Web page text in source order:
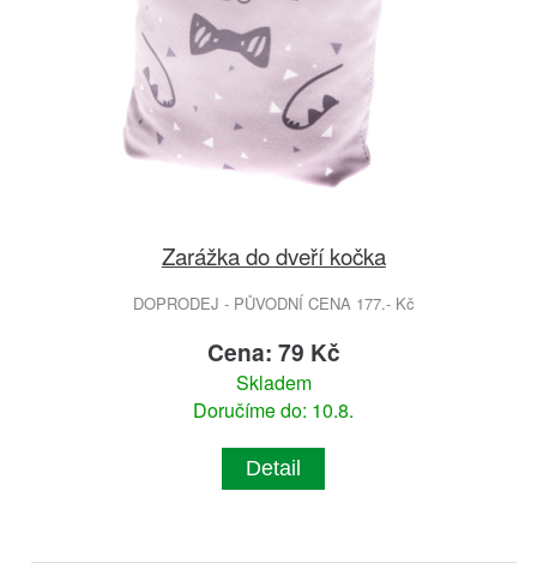
Zarážka do dveří kočka
DOPRODEJ - PŮVODNÍ CENA 177.- Kč
Cena: 79 Kč
Skladem
Doručíme do: 10.8.
Detail